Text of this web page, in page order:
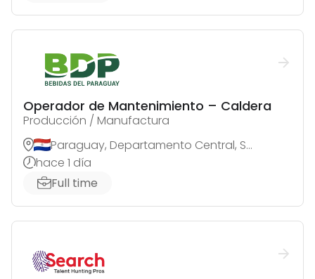
Operador de Mantenimiento – Caldera
Producción / Manufactura
Paraguay, Departamento Central, San Antonio
hace 1 día
Full time